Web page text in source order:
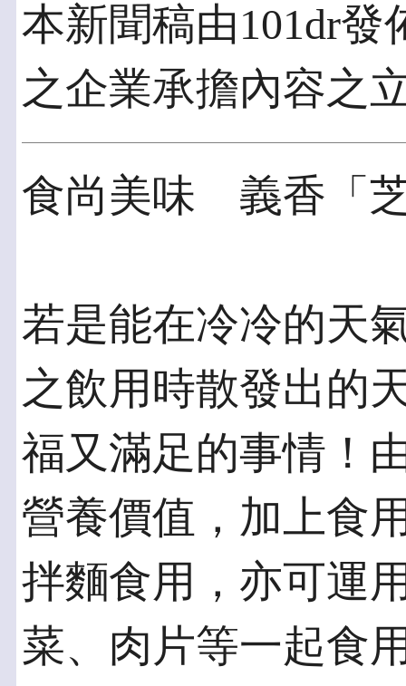
本新聞稿由101dr發
之企業承擔內容之
食尚美味 義香「
若是能在冷冷的天
之飲用時散發出的
福又滿足的事情！
營養價值，加上食
拌麵食用，亦可運
菜、肉片等一起食